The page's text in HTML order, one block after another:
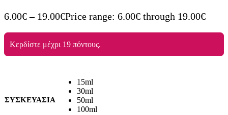
6.00€ – 19.00€Price range: 6.00€ through 19.00€
Κερδίστε μέχρι 19 πόντους.
ΣΥΣΚΕΥΑΣΙΑ
15ml
30ml
50ml
100ml